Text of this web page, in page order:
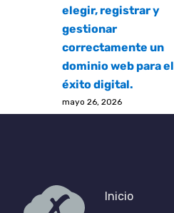
elegir, registrar y
gestionar
correctamente un
dominio web para el
éxito digital.
mayo 26, 2026
Inicio